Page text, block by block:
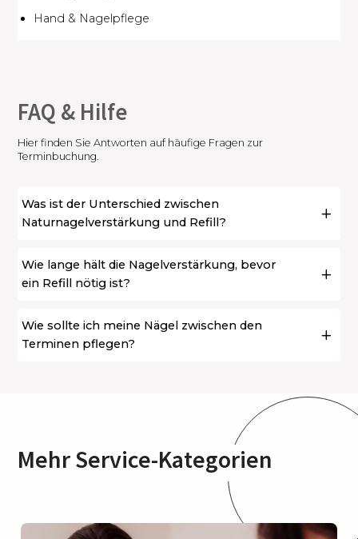
Hand & Nagelpflege
FAQ & Hilfe
Hier finden Sie Antworten auf häufige Fragen zur
Terminbuchung.
Was ist der Unterschied zwischen
Naturnagelverstärkung und Refill?
Wie lange hält die Nagelverstärkung, bevor
ein Refill nötig ist?
Wie sollte ich meine Nägel zwischen den
Terminen pflegen?
Mehr Service-Kategorien